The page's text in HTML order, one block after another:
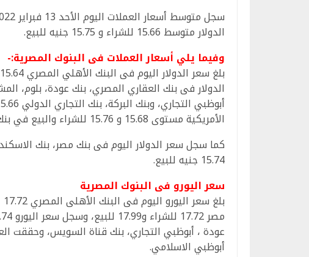
الدولار متوسط 15.66 للشراء و 15.75 جنيه للبيع.
وفيما يلي أسعار العملات فى البنوك المصرية:-
الدولار فى بنك العقاري المصري، بنك عودة، بلوم،
الأمريكية مستوى 15.68 و 15.76 للشراء والبيع في بنك الأهلي الكويتي، مصرف أبوظبي الاسلامي.
15.74 جنيه للبيع.
سعر اليورو فى البنوك المصرية
أبوظبي الاسلامي.